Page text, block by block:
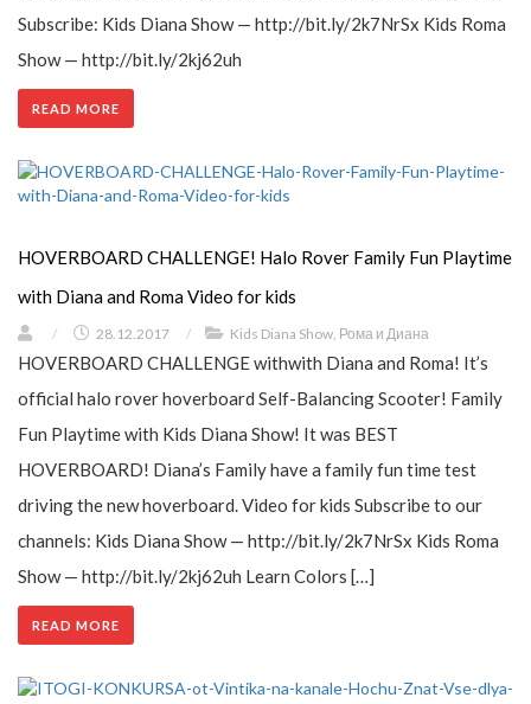
Subscribe: Kids Diana Show — http://bit.ly/2k7NrSx Kids Roma
Show — http://bit.ly/2kj62uh
READ MORE
HOVERBOARD CHALLENGE! Halo Rover Family Fun Playtime
with Diana and Roma Video for kids
/ 28.12.2017 / Kids Diana Show Рома и Диана
HOVERBOARD CHALLENGE withwith Diana and Roma! It’s
official halo rover hoverboard Self-Balancing Scooter! Family
Fun Playtime with Kids Diana Show! It was BEST
HOVERBOARD! Diana’s Family have a family fun time test
driving the new hoverboard. Video for kids Subscribe to our
channels: Kids Diana Show — http://bit.ly/2k7NrSx Kids Roma
Show — http://bit.ly/2kj62uh Learn Colors […]
READ MORE